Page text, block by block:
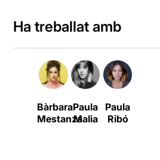
Ha treballat amb
Bàrbara
Mestanza
Paula
Malia
Paula
Ribó